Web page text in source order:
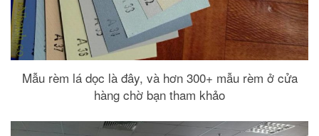
Mẫu rèm lá dọc là đây, và hơn 300+ mẫu rèm ở cửa
hàng chờ bạn tham khảo